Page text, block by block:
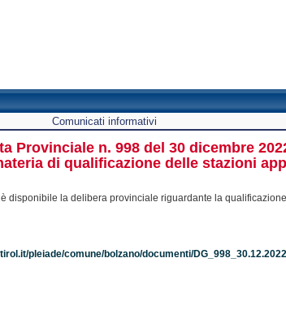
Comunicati informativi
Provinciale n. 998 del 30 dicembre
di qualificazione delle stazioni
disponibile la delibera provinciale riguardante la
pleiade/comune/bolzano/documenti/